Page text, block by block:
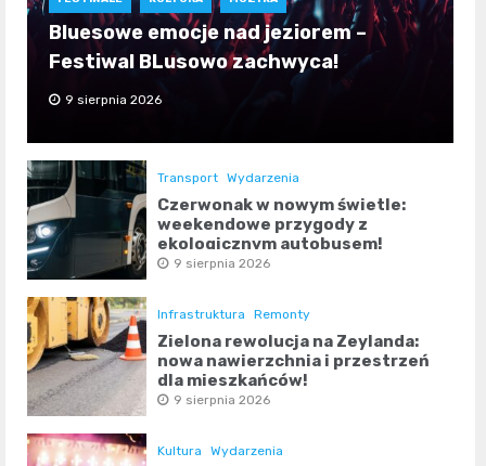
Bluesowe emocje nad jeziorem –
Festiwal BLusowo zachwyca!
9 sierpnia 2026
Transport Wydarzenia
Czerwonak w nowym świetle:
weekendowe przygody z
ekologicznym autobusem!
9 sierpnia 2026
Infrastruktura Remonty
Zielona rewolucja na Zeylanda:
nowa nawierzchnia i przestrzeń
dla mieszkańców!
9 sierpnia 2026
Kultura Wydarzenia